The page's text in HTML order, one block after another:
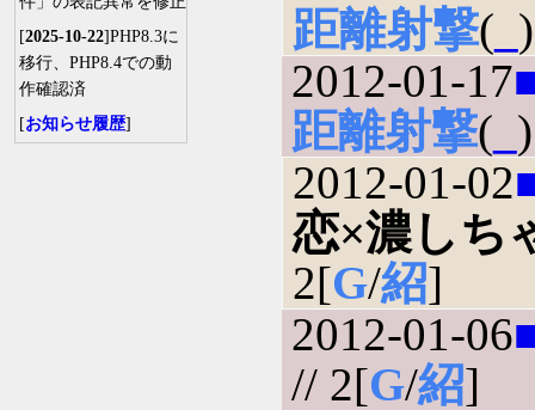
[2025-10-22]PHP8.3に
移行、PHP8.4での動
作確認済
[お知らせ履歴]
距離射撃(
2012-01-17
距離射撃(
2012-01-02
恋×濃しち
2[G/紹]
2012-01-06
// 2[G/紹]